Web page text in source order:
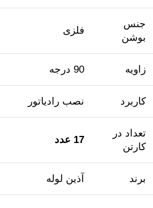
جنس
بوشن
فلزی
زاویه 90 درجه
کاربرد نصب رادیاتور
تعداد در
کارتن
17 عدد
برند آذین لوله